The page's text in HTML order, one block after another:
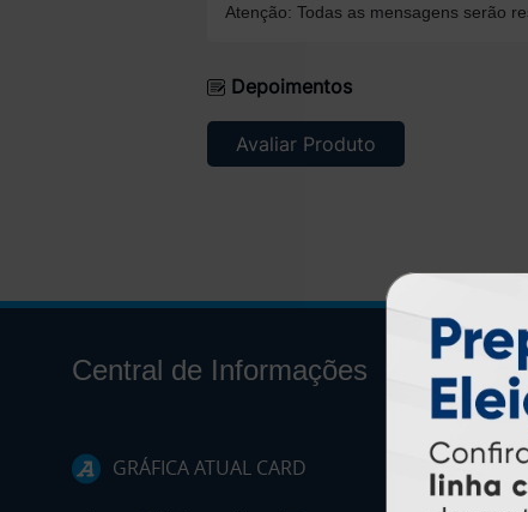
Atenção: Todas as mensagens serão
Depoimentos
Avaliar Produto
Central de Informações
GRÁFICA ATUAL CARD